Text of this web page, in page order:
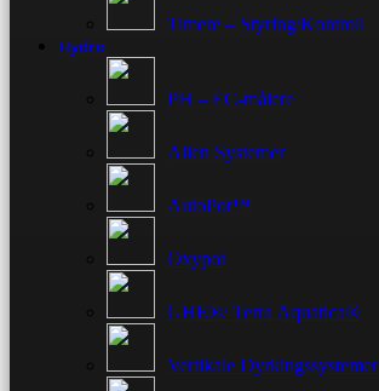
Timere – Styring/Kontroll
Hydro
PH – EC-målere
Alien Systemer
AutoPot™
Oxypot
GHE®/ Terra Aquatica®
Vertikale Dyrkingssystemer